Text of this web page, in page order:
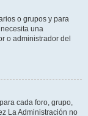
o grupos y para
una
o administrador del
cada foro, grupo,
La Administración no